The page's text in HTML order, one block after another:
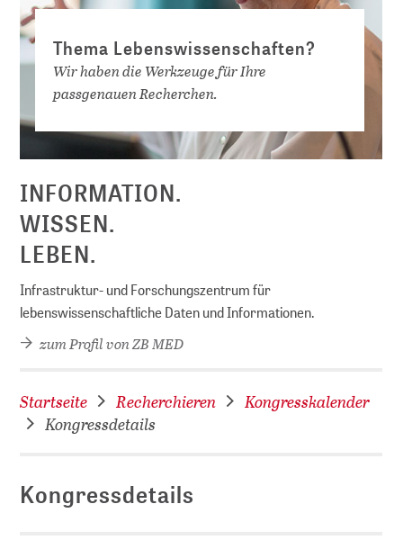
Thema Lebenswissenschaften?
Wir haben die Werkzeuge für Ihre
passgenauen Recherchen.
INFORMATION.
WISSEN.
LEBEN.
Infrastruktur- und Forschungszentrum für
lebenswissenschaftliche Daten und Informationen.
zum Profil von ZB MED
Startseite Recherchieren
Kongresskalender
Kongressdetails
Kongressdetails